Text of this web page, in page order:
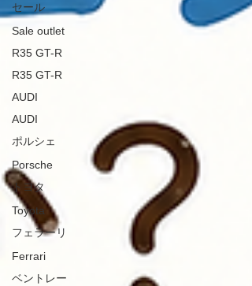
セール
Sale outlet
R35 GT-R
R35 GT-R
AUDI
AUDI
ポルシェ
Porsche
トヨタ
Toyota
フェラーリ
Ferrari
ベントレー